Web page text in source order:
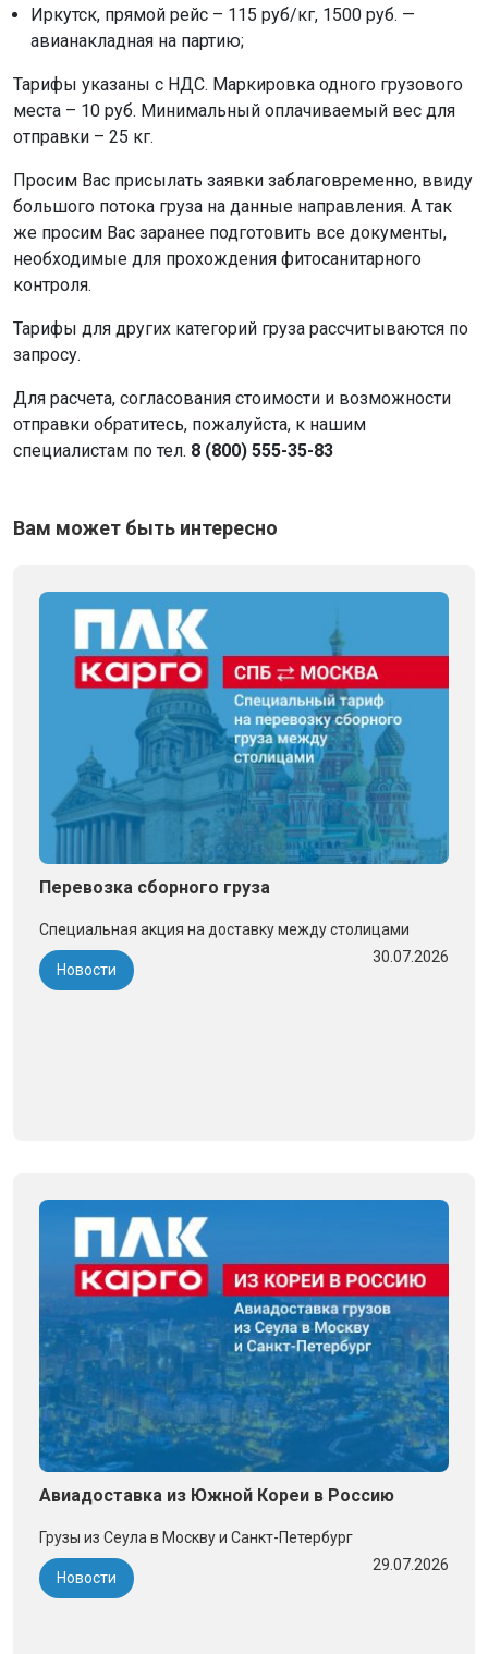
Иркутск, прямой рейс – 115 руб/кг, 1500 руб. —
авианакладная на партию;
Тарифы указаны с НДС. Маркировка одного грузового
места – 10 руб. Минимальный оплачиваемый вес для
отправки – 25 кг.
Просим Вас присылать заявки заблаговременно, ввиду
большого потока груза на данные направления. А так
же просим Вас заранее подготовить все документы,
необходимые для прохождения фитосанитарного
контроля.
Тарифы для других категорий груза рассчитываются по
запросу.
Для расчета, согласования стоимости и возможности
отправки обратитесь, пожалуйста, к нашим
специалистам по тел. 8 (800) 555-35-83
Вам может быть интересно
Перевозка сборного груза
Специальная акция на доставку между столицами
Новости
30.07.2026
Авиадоставка из Южной Кореи в Россию
Грузы из Сеула в Москву и Санкт-Петербург
Новости
29.07.2026